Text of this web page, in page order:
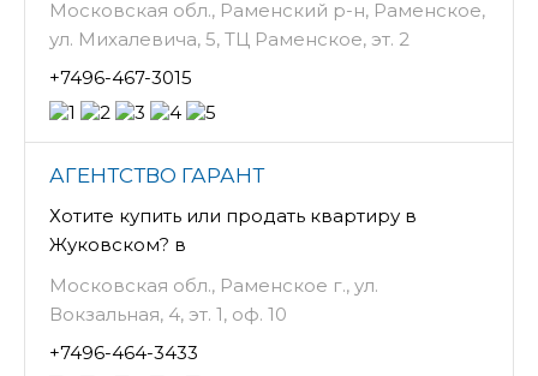
Московская обл., Раменский р-н, Раменское,
ул. Михалевича, 5, ТЦ Раменское, эт. 2
+7496-467-3015
АГЕНТСТВО ГАРАНТ
Хотите купить или продать квартиру в
Жуковском? в
Московская обл., Раменское г., ул.
Вокзальная, 4, эт. 1, оф. 10
+7496-464-3433